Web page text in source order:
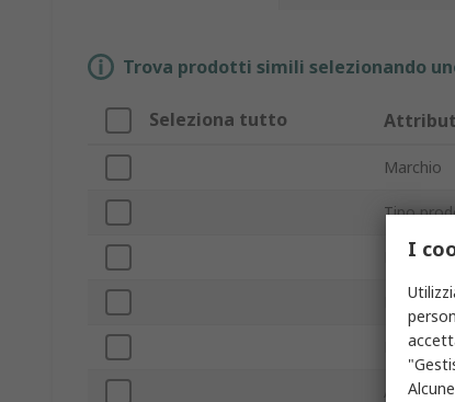
Trova prodotti simili selezionando
Seleziona tutto
Marchio
Tipo
Da
Altezza
I